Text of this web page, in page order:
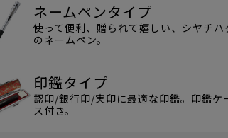
ネームペンタイプ
使って便利、贈られて嬉しい、シヤチハ
のネームペン。
印鑑タイプ
認印/銀行印/実印に最適な印鑑。印鑑ケ
ス付き。